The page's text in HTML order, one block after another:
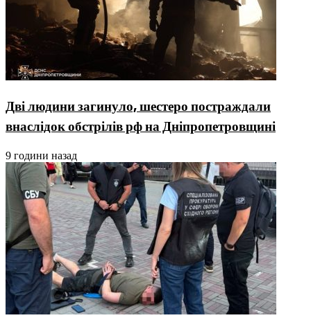
Дві людини загинуло, шестеро постраждали
внаслідок обстрілів рф на Дніпропетровщині
9 години назад